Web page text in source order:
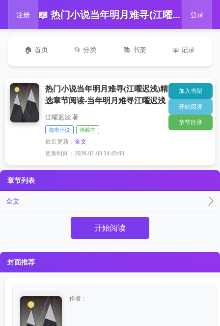
注册 📖 热门小说当年明月难寻(江曜迟浅)精选章节阅读-当年明月难寻江曜迟浅 登录
🏠 首页 📂 分类 📚 书架 📖 记录
热门小说当年明月难寻(江曜迟浅)精
选章节阅读-当年明月难寻江曜迟浅
江曜迟浅 著
都市小说 连载中
最近更新：全文
更新时间：2026-01-05 14:45:05
加入书架
开始阅读
章节目录
章节列表
全文
开始阅读
封面推荐
作者：